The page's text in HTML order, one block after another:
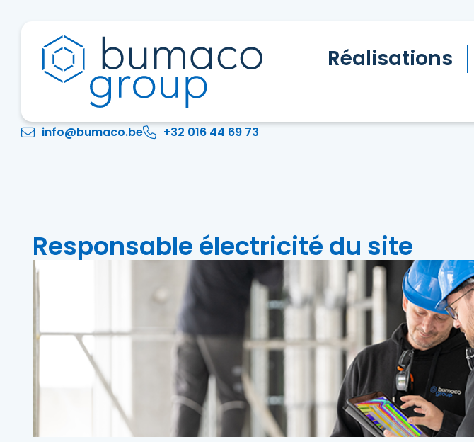
Réalisations
info@bumaco.be +32 016 44 69 73
Responsable électricité du site